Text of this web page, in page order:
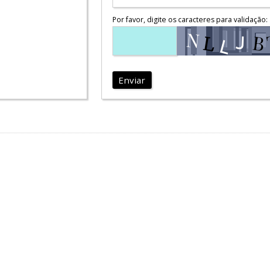
Por favor, digite os caracteres para validação:
Enviar